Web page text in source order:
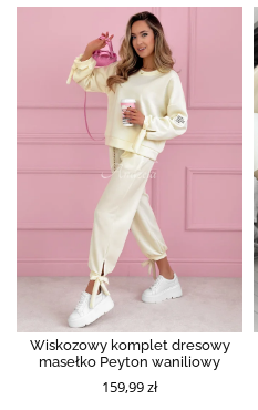
Wiskozowy komplet dresowy
masełko Peyton waniliowy
159,99 zł